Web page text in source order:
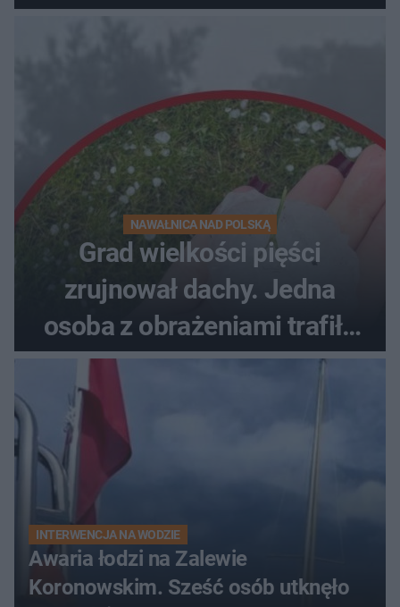
NAWAŁNICA NAD POLSKĄ
Grad wielkości pięści
zrujnował dachy. Jedna
osoba z obrażeniami trafiła
do szpitala
INTERWENCJA NA WODZIE
Awaria łodzi na Zalewie
Koronowskim. Sześć osób utknęło